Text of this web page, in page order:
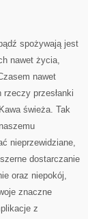
spożywają jest
nawet życia,
nawet
przesłanki
świeża. Tak
nieprzewidziane,
dostarczanie
oraz niepokój,
znaczne
z